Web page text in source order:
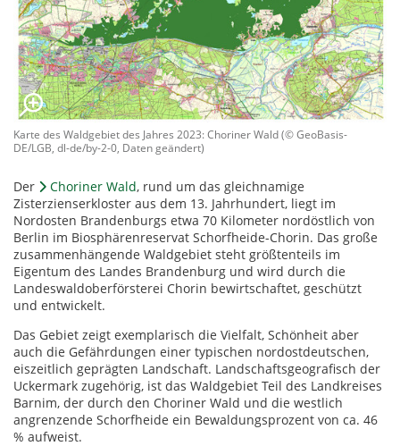
Karte des Waldgebiet des Jahres 2023: Choriner Wald (© GeoBasis-
DE/LGB, dl-de/by-2-0, Daten geändert)
Der Choriner Wald, rund um das gleichnamige
Zisterzienserkloster aus dem 13. Jahrhundert, liegt im
Nordosten Brandenburgs etwa 70 Kilometer nordöstlich von
Berlin im Biosphärenreservat Schorfheide-Chorin. Das große
zusammenhängende Waldgebiet steht größtenteils im
Eigentum des Landes Brandenburg und wird durch die
Landeswaldoberförsterei Chorin bewirtschaftet, geschützt
und entwickelt.
Das Gebiet zeigt exemplarisch die Vielfalt, Schönheit aber
auch die Gefährdungen einer typischen nordostdeutschen,
eiszeitlich geprägten Landschaft. Landschaftsgeografisch der
Uckermark zugehörig, ist das Waldgebiet Teil des Landkreises
Barnim, der durch den Choriner Wald und die westlich
angrenzende Schorfheide ein Bewaldungsprozent von ca. 46
% aufweist.